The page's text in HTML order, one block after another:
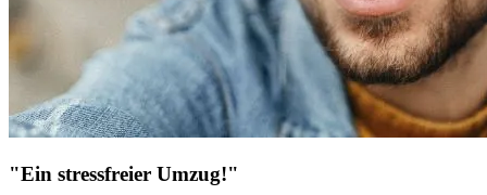
"Ein stressfreier Umzug!"